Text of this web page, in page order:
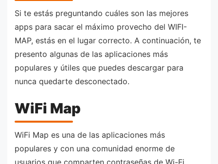
Si te estás preguntando cuáles son las mejores
apps para sacar el máximo provecho del WIFI-
MAP, estás en el lugar correcto. A continuación, te
presento algunas de las aplicaciones más
populares y útiles que puedes descargar para
nunca quedarte desconectado.
WiFi Map
WiFi Map es una de las aplicaciones más
populares y con una comunidad enorme de
usuarios que comparten contraseñas de Wi-Fi